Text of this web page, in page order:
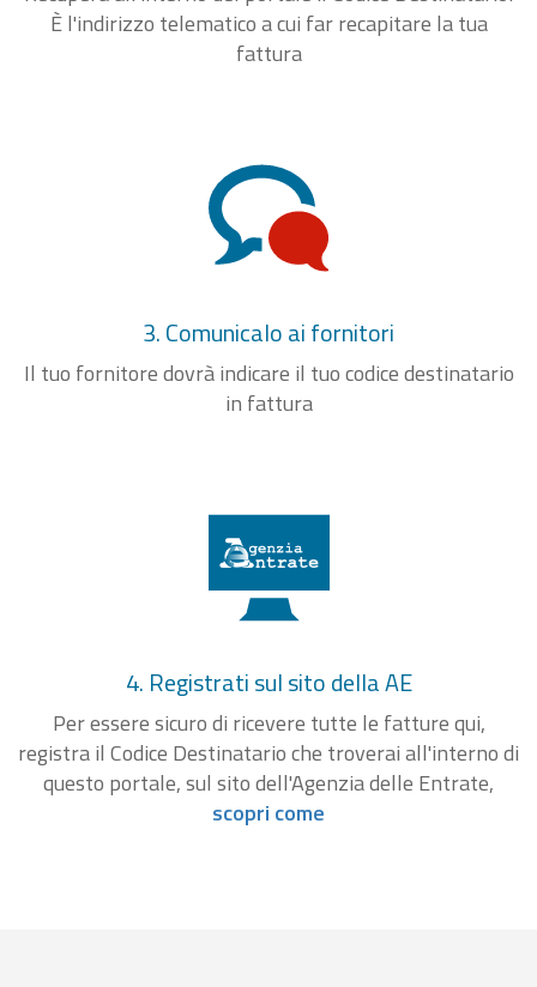
È l'indirizzo telematico a cui far recapitare la tua
fattura
3. Comunicalo ai fornitori
Il tuo fornitore dovrà indicare il tuo codice destinatario
in fattura
4. Registrati sul sito della AE
Per essere sicuro di ricevere tutte le fatture qui,
registra il Codice Destinatario che troverai all'interno di
questo portale, sul sito dell'Agenzia delle Entrate,
scopri come